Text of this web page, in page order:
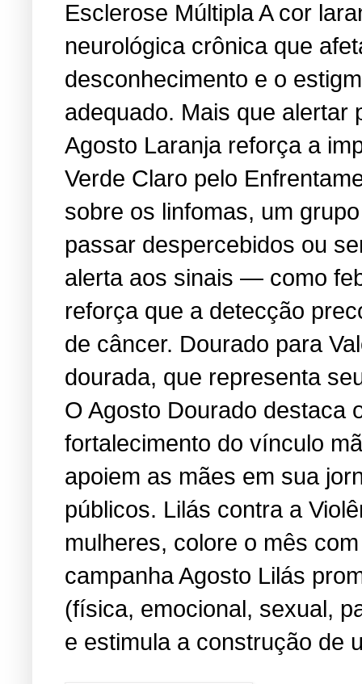
Esclerose Múltipla A cor
neurológica crônica que
desconhecimento e o
adequado. Mais que
Agosto Laranja reforça a
Verde Claro pelo
sobre os linfomas, um
passar despercebidos ou
alerta aos sinais — como
reforça que a detecção
de câncer. Dourado para
dourada, que representa
O Agosto Dourado destaca
fortalecimento do vínculo
apoiem as mães em sua
públicos. Lilás contra a
mulheres, colore o mês
campanha Agosto Lilás
(física, emocional, sexual,
e estimula a construção de